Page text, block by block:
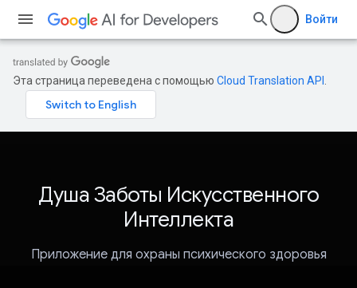
Войти
Эта страница переведена с помощью Cloud Translation API
Душа Заботы Искусственного
Интеллекта
Приложение для охраны психического здоровья